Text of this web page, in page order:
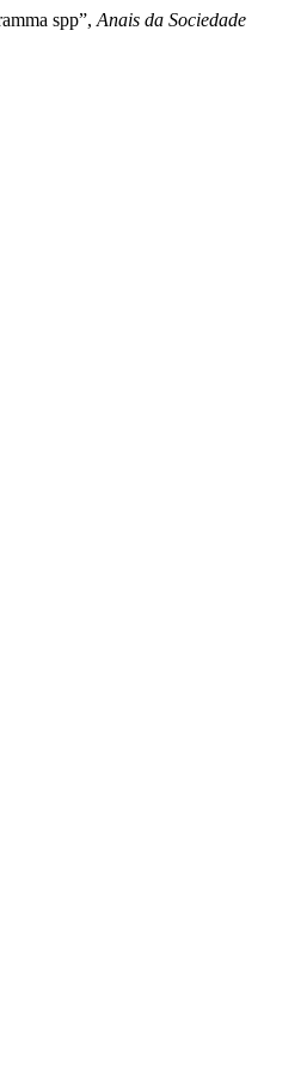
spp”, Anais da Sociedade